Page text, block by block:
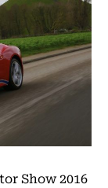
Show 2016